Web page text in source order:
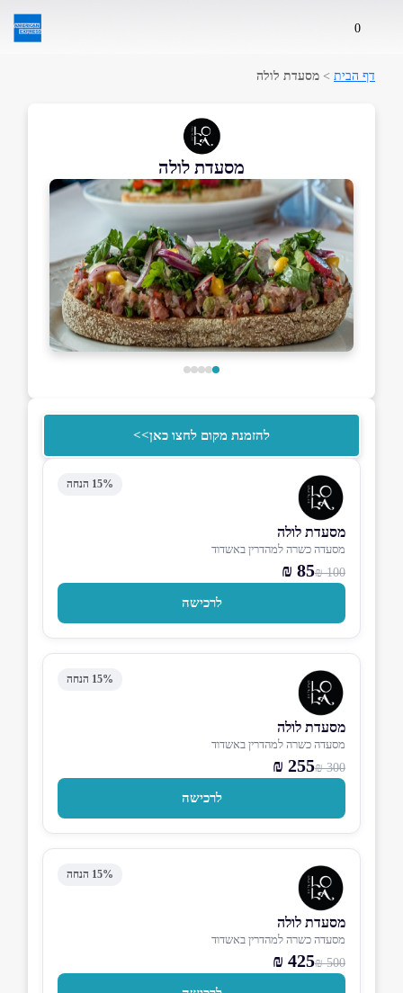
0
דף הבית > מסעדת לולה
מסעדת לולה
להזמנת מקום לחצו כאן>>
15% הנחה
מסעדת לולה
מסעדה כשרה למהדרין באשדוד
100 ₪
85 ₪
לרכישה
15% הנחה
מסעדת לולה
מסעדה כשרה למהדרין באשדוד
300 ₪
255 ₪
לרכישה
15% הנחה
מסעדת לולה
מסעדה כשרה למהדרין באשדוד
500 ₪
425 ₪